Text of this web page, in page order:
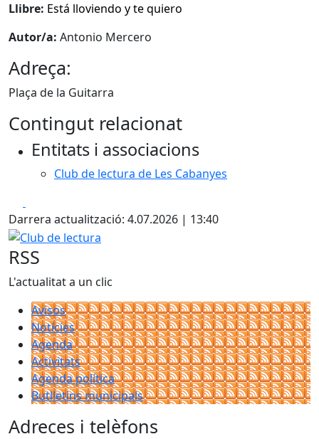
Llibre: Está lloviendo y te quiero
Autor/a: Antonio Mercero
Adreça:
Plaça de la Guitarra
Contingut relacionat
Entitats i associacions
Club de lectura de Les Cabanyes
Darrera actualització: 4.07.2026 | 13:40
Club de lectura
RSS
L'actualitat a un clic
Avisos
Notícies
Agenda
Activitats
Agenda política
Butlletins municipals
Adreces i telèfons